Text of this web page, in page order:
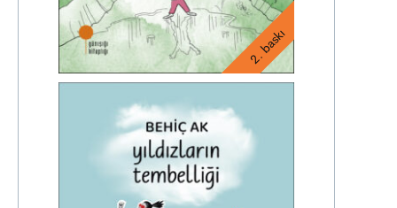
2. baskı